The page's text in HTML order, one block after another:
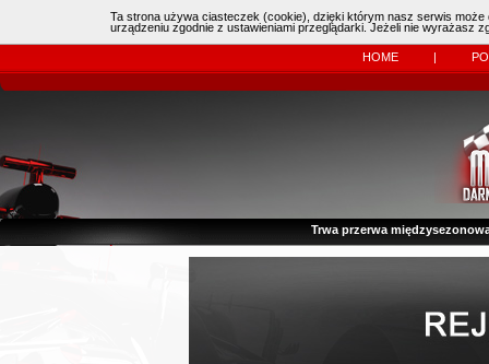
| Kierowcy: 11483dzisiaj: (0)
Online:
HOME |
Trwa przerwa
Ta strona używa ciasteczek (cookie), dzięki którym nasz serwis
urządzeniu zgodnie z ustawieniami przeglądarki. Jeżeli nie wyrażasz